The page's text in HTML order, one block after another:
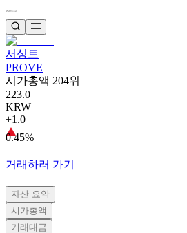
서싱트
PROVE
시가총액 204위
223.0
KRW
+1.0
0.45%
거래하러 가기
자산 요약
시가총액
거래대금